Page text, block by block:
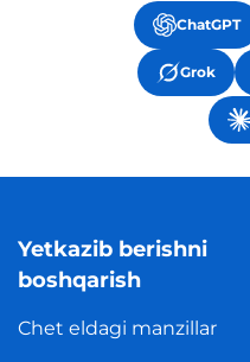
ChatGPT
Grok
Yetkazib berishni
boshqarish
Chet eldagi manzillar